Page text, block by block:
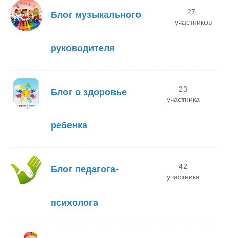
Блог музыкального
руководителя
27
участников
Блог о здоровье
ребенка
23
участника
Блог педагога-
психолога
42
участника